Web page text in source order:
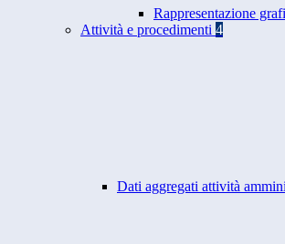
Rappresentazione
Attività e procedimenti 4
Dati aggregati attività